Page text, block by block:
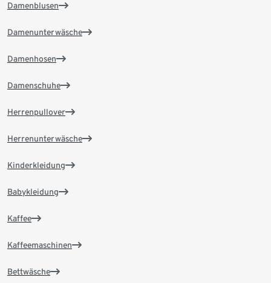
Damenblusen
Damenunterwäsche
Damenhosen
Damenschuhe
Herrenpullover
Herrenunterwäsche
Kinderkleidung
Babykleidung
Kaffee
Kaffeemaschinen
Bettwäsche